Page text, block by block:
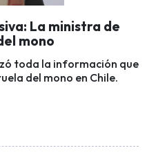
La ministra de
mono
toda la información que
del mono en Chile.